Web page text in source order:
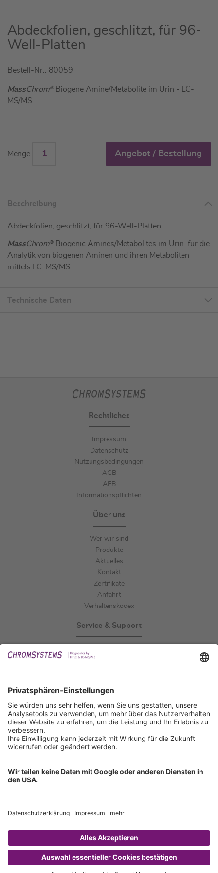
Zum
Anfang
der
springen
Abdeckfolien, geschlitzt, für 96-
Well-Platten
Bestell-Nr.: 80059
MassChrom®Biogene Amine/Metabolite im Urin - LC-
MS/MS
Menge Angebot / Bestellung
Beschreibung
Abdeckfolien, geschlitzt, für 96-Well-Platten
MassChrom®
Biogenic Amines/Metabolites im Urin für die
Analytik von biogenen Aminen und ihren Metaboliten
mittels LC-MS/MS.
Technische Daten
Rechtliches
Impressum
Datenschutz
Nutzungsbedingungen
AGB
AEB
Informationspflichten
Über uns
Wer wir sind
Produkte
Aktuelles
Kontakt
Zertifikate
Anfahrt
Verhaltenskodex
Service & Support
IFU anfordern
Zertifizierungen
ISO 9001 Zertifikat
Copyright © 2026 Chromsystems Instruments & Chemicals GmbH.